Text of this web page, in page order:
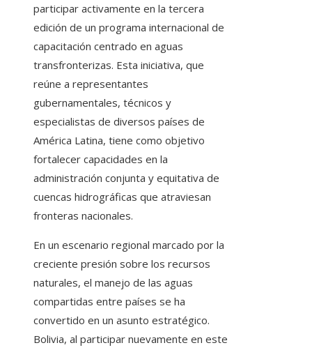
participar activamente en la tercera
edición de un programa internacional de
capacitación centrado en aguas
transfronterizas. Esta iniciativa, que
reúne a representantes
gubernamentales, técnicos y
especialistas de diversos países de
América Latina, tiene como objetivo
fortalecer capacidades en la
administración conjunta y equitativa de
cuencas hidrográficas que atraviesan
fronteras nacionales.
En un escenario regional marcado por la
creciente presión sobre los recursos
naturales, el manejo de las aguas
compartidas entre países se ha
convertido en un asunto estratégico.
Bolivia, al participar nuevamente en este